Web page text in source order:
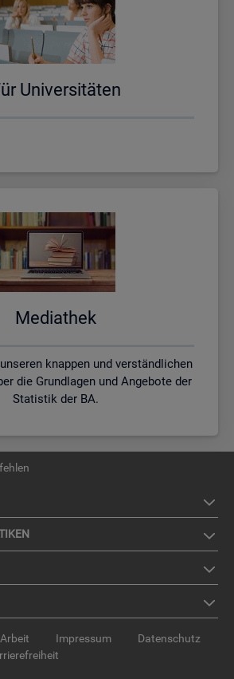
Uni­ver­si­tä­ten
Me­dia­thek
knappen und verständlichen
die Grundlagen und Angebote der
Statistik der BA.
Impressum
Datenschutz